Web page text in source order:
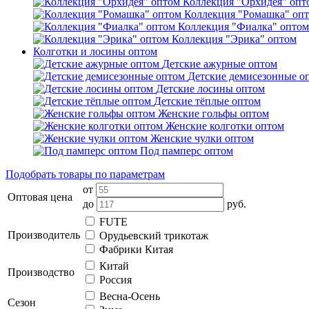
Коллекция "Ромашка"
Коллекция "Фиалка" оптом
Коллекция "Эрика" оптом
Колготки и лосины оптом
Детские ажурные оптом
Детские демисезонные
Детские лосины оптом
Детские тёплые оптом
Женские гольфы оптом
Женские колготки оптом
Женские чулки оптом
Под памперс оптом
Подобрать товары по параметрам
Оптовая цена
от
до
руб.
Производитель
FUTE
Орудьевский трикотаж
Фабрики Китая
Производство
Китай
Россия
Сезон
Весна-Осень